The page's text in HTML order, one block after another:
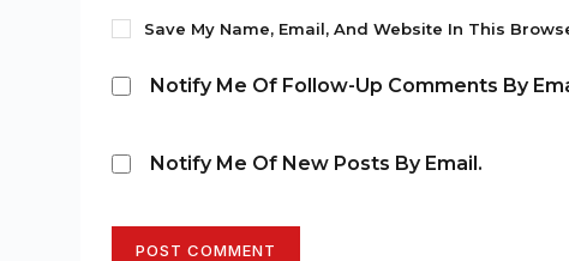
Save My Name, Email, And Website In This
Notify Me Of Follow-Up Comments By
Notify Me Of New Posts By Email.
POST COMMENT